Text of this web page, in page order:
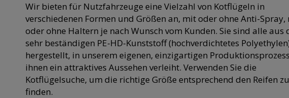
Wir bieten für Nutzfahrzeuge eine Vielzahl von Kotflügeln in
verschiedenen Formen und Größen an, mit oder ohne Anti-Spray,
oder ohne Haltern je nach Wunsch vom Kunden. Sie sind alle aus
sehr beständigen PE-HD-Kunststoff (hochverdichtetes
hergestellt, in unserem eigenen, einzigartigen
ihnen ein attraktives Aussehen verleiht. Verwenden Sie die
Kotflügelsuche, um die richtige Größe entsprechend den Reifen zu
finden.